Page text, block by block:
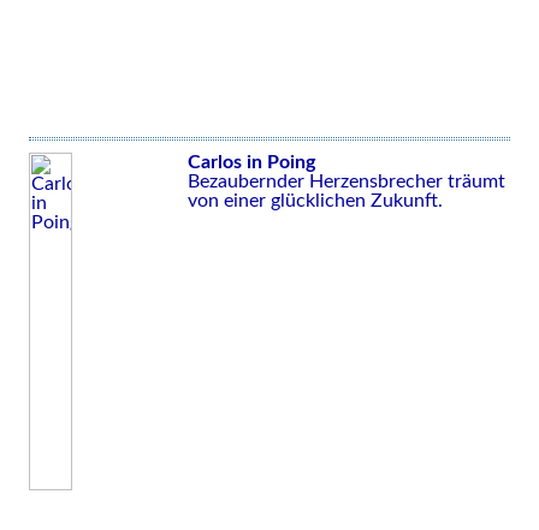
Carlos in Poing
Bezaubernder Herzensbrecher träumt
von einer glücklichen Zukunft.